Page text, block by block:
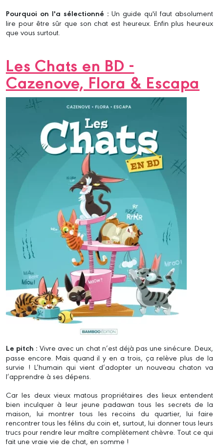
Pourquoi on l'a sélectionné : Un guide qu'il faut absolument
lire pour être sûr que son chat est heureux. Enfin plus heureux
que vous surtout.
Les Chats en BD -
Cazenove, Flora & Escapa
Le pitch : Vivre avec un chat n’est déjà pas une sinécure. Deux,
passe encore. Mais quand il y en a trois, ça relève plus de la
survie ! L’humain qui vient d’adopter un nouveau chaton va
l’apprendre à ses dépens.
Car les deux vieux matous propriétaires des lieux entendent
bien inculquer à leur jeune padawan tous les secrets de la
maison, lui montrer tous les recoins du quartier, lui faire
rencontrer tous les félins du coin et, surtout, lui donner tous leurs
trucs pour rendre leur maître complètement chèvre. Tout ce qui
fait une vraie vie de chat, en somme !